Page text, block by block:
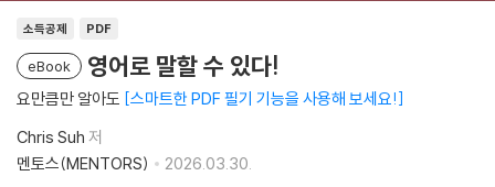
소득공제 PDF
eBook 영어로 말할 수 있다!
요만큼만 알아도 스마트한 PDF 필기 기능을 사용해 보세요!
Chris Suh 저
멘토스(MENTORS)
2026.03.30.